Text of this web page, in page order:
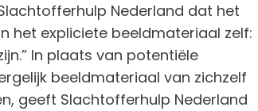
Nederland dat het
het expliciete beeldmateriaal zelf:
In plaats van potentiële
beeldmateriaal van zichzelf
geeft Slachtofferhulp Nederland